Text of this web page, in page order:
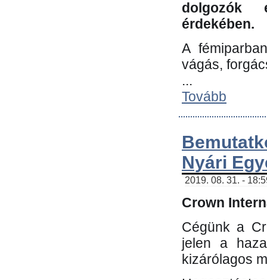
dolgozók
érdekében.
A
vágás,
...
Tovább
Nyári
2019. 08. 31. -
Crown
Cégünk a
jelen a
kizárólagos